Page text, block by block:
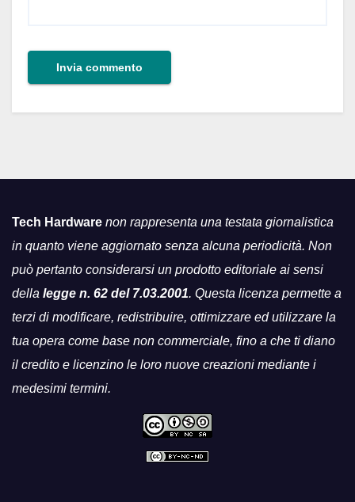
Tech Hardware non rappresenta una testata giornalistica
in quanto viene aggiornato senza alcuna periodicità. Non
può pertanto considerarsi un prodotto editoriale ai sensi
della legge n. 62 del 7.03.2001. Questa licenza permette a
terzi di modificare, redistribuire, ottimizzare ed utilizzare la
tua opera come base non commerciale, fino a che ti diano
il credito e licenzino le loro nuove creazioni mediante i
medesimi termini.